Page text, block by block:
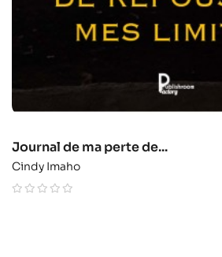
Journal de ma perte de...
Cindy Imaho